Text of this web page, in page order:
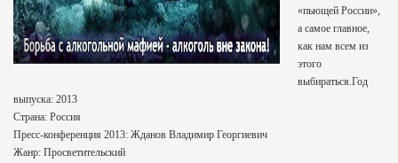
«пьющей России»,
а самое главное,
как нам всем из
этого
выбираться.Год
выпуска: 2013
Страна: Россия
Пресс-конференция 2013: Жданов Владимир Георгиевич
Жанр: Просветительский